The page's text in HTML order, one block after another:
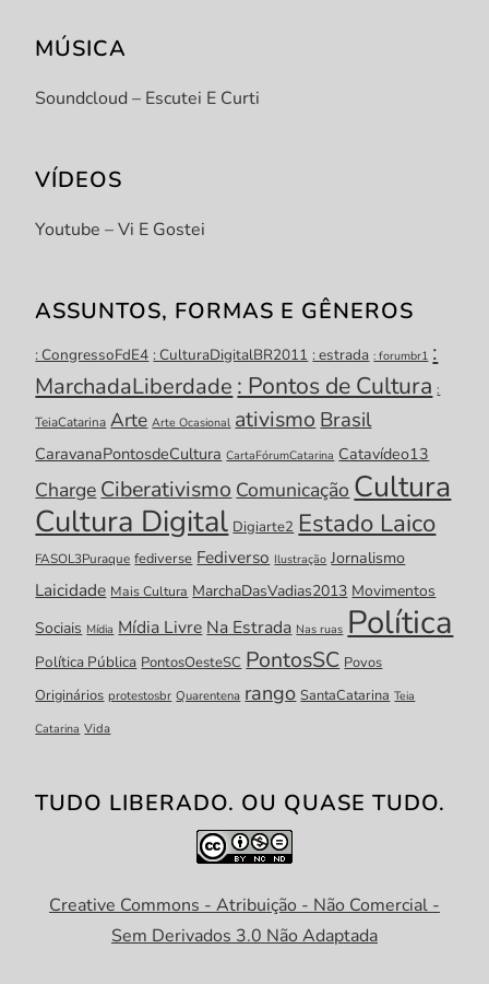
MÚSICA
Soundcloud – Escutei E Curti
VÍDEOS
Youtube – Vi E Gostei
ASSUNTOS, FORMAS E GÊNEROS
: CongressoFdE4 : CulturaDigitalBR2011 : estrada : forumbr1 :
MarchadaLiberdade : Pontos de Cultura :
TeiaCatarina Arte Arte Ocasional ativismo Brasil
CaravanaPontosdeCultura CartaFórumCatarina Catavídeo13
Charge Ciberativismo Comunicação Cultura
Cultura Digital Digiarte2 Estado Laico
FASOL3Puraque fediverse Fediverso Ilustração Jornalismo
Laicidade Mais Cultura MarchaDasVadias2013 Movimentos
Sociais Mídia Mídia Livre Na Estrada Nas ruas Política
Política Pública PontosOesteSC PontosSC Povos
Originários protestosbr Quarentena rango SantaCatarina Teia
Catarina Vida
TUDO LIBERADO. OU QUASE TUDO.
Creative Commons - Atribuição - Não Comercial -
Sem Derivados 3.0 Não Adaptada